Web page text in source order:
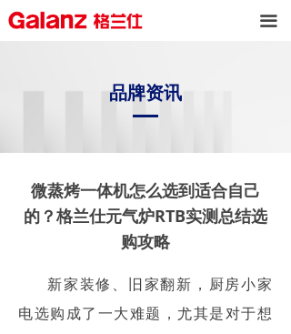
끀
微蒸烤一体机怎么选到适合自己
的？格兰仕元气炉RTB实测总结选
购攻略
新家装修、旧家翻新，厨房小家
电选购成了一大难题，尤其是对于想
品牌资讯